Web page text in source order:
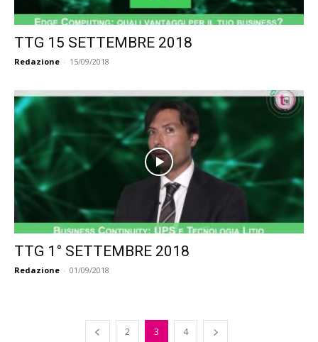
TTG 15 SETTEMBRE 2018
Redazione - 15/09/2018
TTG 1° SETTEMBRE 2018
Redazione - 01/09/2018
2 3 4